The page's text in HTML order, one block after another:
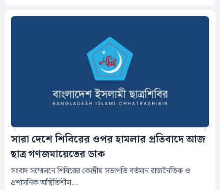
সারা দেশে শিবিরের ওপর হামলার প্রতিবাদে আজ
ছাত্র গণজমায়েতের ডাক
সংবাদ সম্মেলনে শিবিরের কেন্দ্রীয় সভাপতি বর্তমান রাজনৈতিক ও
প্রশাসনিক অস্থিতিশীল...